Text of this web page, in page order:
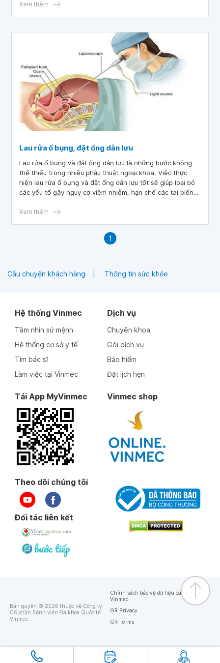
bụng là bắt buộc không thể bỏ qua.
Xem thêm
Lau rửa ổ bụng, đặt ống dẫn lưu
Lau rửa ổ bụng và đặt ống dẫn lưu là những bước không
thể thiếu trong nhiều phẫu thuật ngoại khoa. Việc thực
hiện lau rửa ổ bụng và đặt ống dẫn lưu tốt sẽ giúp loại bỏ
các yếu tố gây nguy cơ viêm nhiễm, hạn chế các tai biến
Xem thêm
1
Câu chuyện khách hàng Thông tin sức khỏe
Hệ thống Vinmec
Tầm nhìn sứ mệnh
Hệ thống cơ sở y tế
Tìm bác sĩ
Làm việc tại Vinmec
Dịch vụ
Chuyên khoa
Gói dịch vụ
Bảo hiểm
Đặt lịch hẹn
Tải App MyVinmec Vinmec shop
Theo dõi chúng tôi
Đối tác liên kết
Bản quyền © 2026 thuộc về Công ty
Cổ phần Bệnh viện Đa khoa Quốc tế
Vinmec
Chính sách bảo vệ dữ liệu cá nhân của
Vinmec
GR Privacy
GR Terms